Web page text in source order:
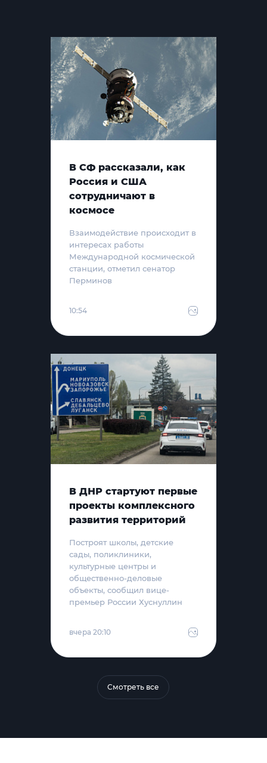
В СФ рассказали, как
Россия и США
сотрудничают в
космосе
Взаимодействие происходит в
интересах работы
Международной космической
станции, отметил сенатор
Перминов
10:54
В ДНР стартуют первые
проекты комплексного
развития территорий
Построят школы, детские
сады, поликлиники,
культурные центры и
общественно-деловые
объекты, сообщил вице-
премьер России Хуснуллин
вчера 20:10
Смотреть все